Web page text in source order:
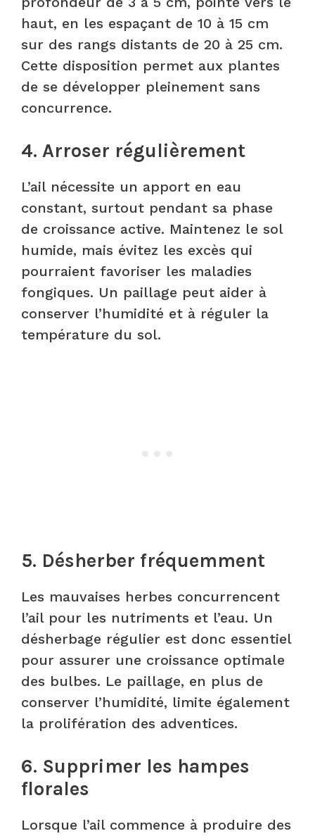
haut, en les espaçant de 10 à 15 cm
sur des rangs distants de 20 à 25 cm.
Cette disposition permet aux plantes
de se développer pleinement sans
concurrence.
4. Arroser régulièrement
L’ail nécessite un apport en eau
constant, surtout pendant sa phase
de croissance active. Maintenez le sol
humide, mais évitez les excès qui
pourraient favoriser les maladies
fongiques. Un paillage peut aider à
conserver l’humidité et à réguler la
température du sol.
5. Désherber fréquemment
Les mauvaises herbes concurrencent
l’ail pour les nutriments et l’eau. Un
désherbage régulier est donc essentiel
pour assurer une croissance optimale
des bulbes. Le paillage, en plus de
conserver l’humidité, limite également
la prolifération des adventices.
6. Supprimer les hampes
florales
Lorsque l’ail commence à produire des